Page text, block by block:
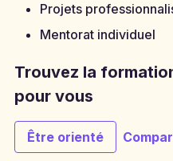
Projets
Mentorat individuel
Trouvez la
pour vous
Être orienté